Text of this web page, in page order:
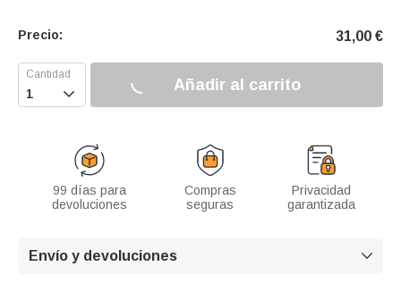
Precio: 31,00 €
 Añadir al carrito
99 días para
devoluciones
Compras
seguras
Privacidad
garantizada
Envío y devoluciones 